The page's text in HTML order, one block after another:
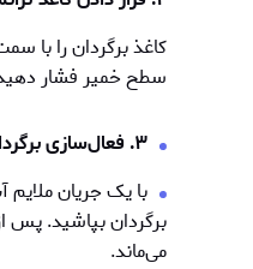
کاغذ برگردان را با
سطح خمير فشار دهید
۳. فعال‌سازی برگردان با آب
با یک جریان
برگردان بپاشید. پس
می‌ماند.